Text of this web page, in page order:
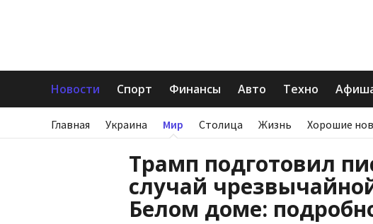
Новости Спорт Финансы Авто Техно
Главная Украина Мир Столица Жизнь Хорошие
Трамп подготовил
случай
Белом доме: